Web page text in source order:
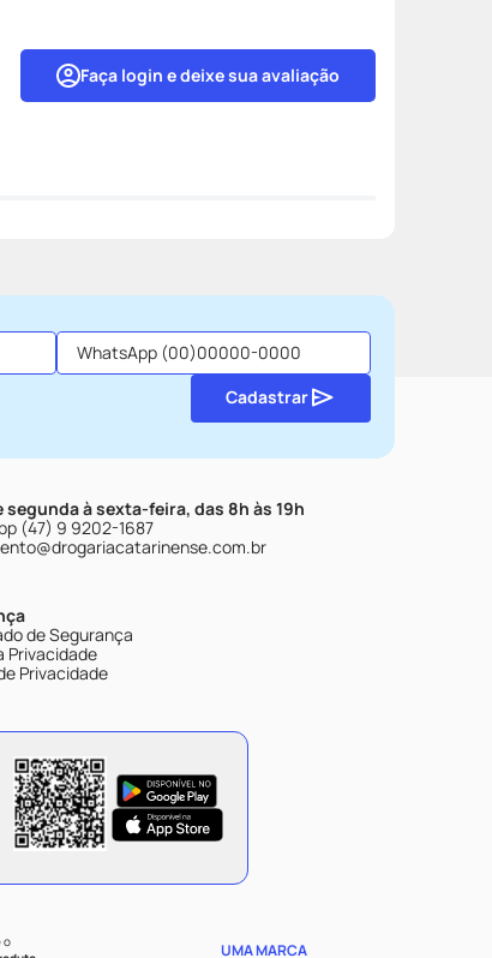
Faça login e deixe sua avaliação
Cadastrar
segunda à sexta-feira, das 8h às 19h
(47) 9 9202-1687
de Segurança
Privacidade
Privacidade
o
UMA MARCA